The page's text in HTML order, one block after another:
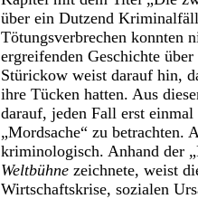
über ein Dutzend
Tötungsverbrechen konnten
ergreifenden Geschichte
Stürickow weist darauf hin,
ihre Tücken hatten. Aus
darauf, jeden Fall erst
„Mordsache“ zu betrachten.
kriminologisch. Anhand der
Weltbühne zeichnete, weist
Wirtschaftskrise, sozialen